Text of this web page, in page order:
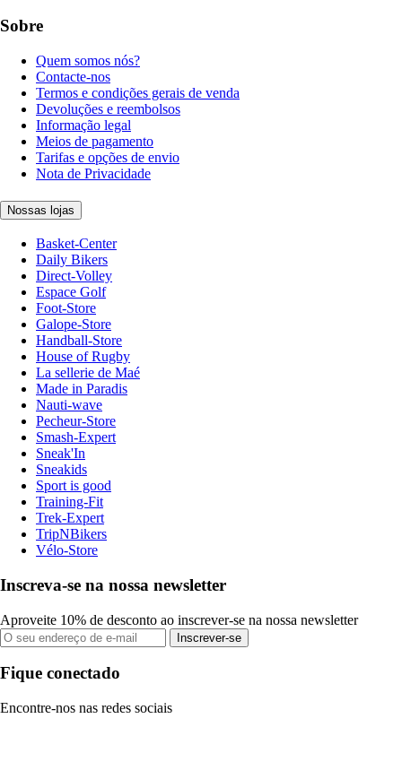
Sobre
Quem somos nós?
Contacte-nos
Termos e condições gerais de venda
Devoluções e reembolsos
Informação legal
Meios de pagamento
Tarifas e opções de envio
Nota de Privacidade
Nossas lojas
Basket-Center
Daily Bikers
Direct-Volley
Espace Golf
Foot-Store
Galope-Store
Handball-Store
House of Rugby
La sellerie de Maé
Made in Paradis
Nauti-wave
Pecheur-Store
Smash-Expert
Sneak'In
Sneakids
Sport is good
Training-Fit
Trek-Expert
TripNBikers
Vélo-Store
Inscreva-se na nossa newsletter
Aproveite 10% de desconto ao inscrever-se na nossa newsletter
Inscrever-se
Fique conectado
Encontre-nos nas redes sociais